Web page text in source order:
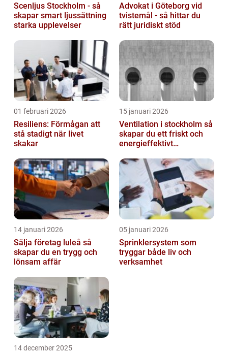
Scenljus Stockholm - så
skapar smart ljussättning
starka upplevelser
Advokat i Göteborg vid
tvistemål - så hittar du
rätt juridiskt stöd
01 februari 2026
Resiliens: Förmågan att
stå stadigt när livet
skakar
15 januari 2026
Ventilation i stockholm så
skapar du ett friskt och
energieffektivt
14 januari 2026
Sälja företag luleå så
skapar du en trygg och
lönsam affär
05 januari 2026
Sprinklersystem som
tryggar både liv och
verksamhet
14 december 2025